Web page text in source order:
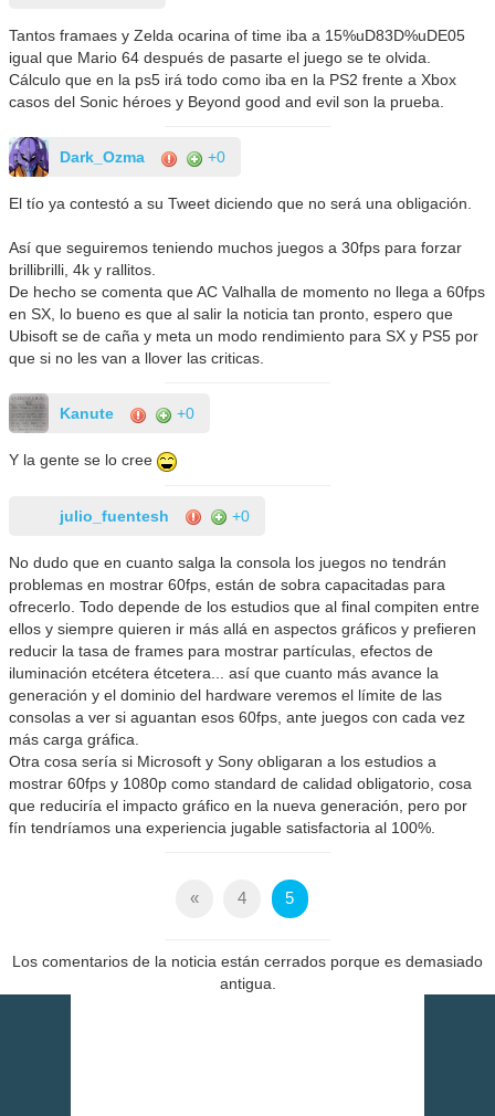
Tantos framaes y Zelda ocarina of time iba a 15%uD83D%uDE05
igual que Mario 64 después de pasarte el juego se te olvida.
Cálculo que en la ps5 irá todo como iba en la PS2 frente a Xbox
casos del Sonic héroes y Beyond good and evil son la prueba.
Dark_Ozma +0
El tío ya contestó a su Tweet diciendo que no será una obligación.
Así que seguiremos teniendo muchos juegos a 30fps para forzar
brillibrilli, 4k y rallitos.
De hecho se comenta que AC Valhalla de momento no llega a 60fps
en SX, lo bueno es que al salir la noticia tan pronto, espero que
Ubisoft se de caña y meta un modo rendimiento para SX y PS5 por
que si no les van a llover las criticas.
Kanute +0
Y la gente se lo cree
julio_fuentesh +0
No dudo que en cuanto salga la consola los juegos no tendrán
problemas en mostrar 60fps, están de sobra capacitadas para
ofrecerlo. Todo depende de los estudios que al final compiten entre
ellos y siempre quieren ir más allá en aspectos gráficos y prefieren
reducir la tasa de frames para mostrar partículas, efectos de
iluminación etcétera étcetera... así que cuanto más avance la
generación y el dominio del hardware veremos el límite de las
consolas a ver si aguantan esos 60fps, ante juegos con cada vez
más carga gráfica.
Otra cosa sería si Microsoft y Sony obligaran a los estudios a
mostrar 60fps y 1080p como standard de calidad obligatorio, cosa
que reduciría el impacto gráfico en la nueva generación, pero por
fín tendríamos una experiencia jugable satisfactoria al 100%.
« 4 5
Los comentarios de la noticia están cerrados porque es demasiado
antigua.